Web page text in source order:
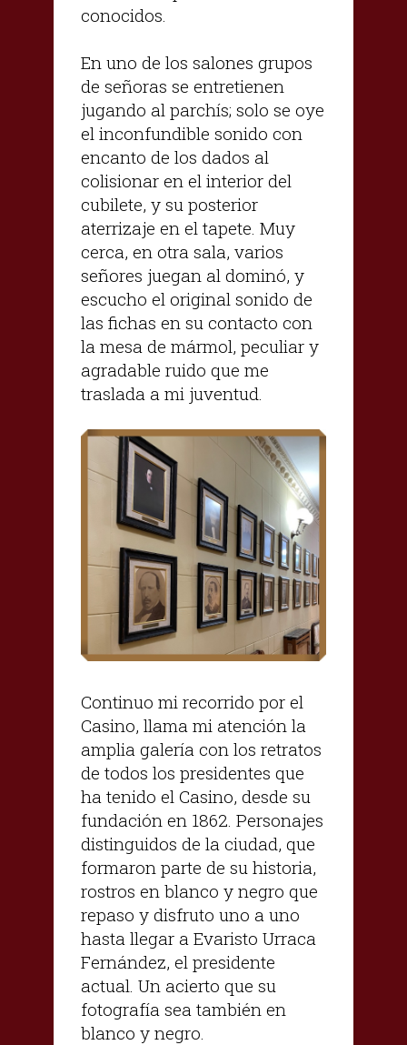
conocidos.
En uno de los salones grupos
de señoras se entretienen
jugando al parchís; solo se oye
el inconfundible sonido con
encanto de los dados al
colisionar en el interior del
cubilete, y su posterior
aterrizaje en el tapete. Muy
cerca, en otra sala, varios
señores juegan al dominó, y
escucho el original sonido de
las fichas en su contacto con
la mesa de mármol, peculiar y
agradable ruido que me
traslada a mi juventud.
Continuo mi recorrido por el
Casino, llama mi atención la
amplia galería con los retratos
de todos los presidentes que
ha tenido el Casino, desde su
fundación en 1862. Personajes
distinguidos de la ciudad, que
formaron parte de su historia,
rostros en blanco y negro que
repaso y disfruto uno a uno
hasta llegar a Evaristo Urraca
Fernández, el presidente
actual. Un acierto que su
fotografía sea también en
blanco y negro.